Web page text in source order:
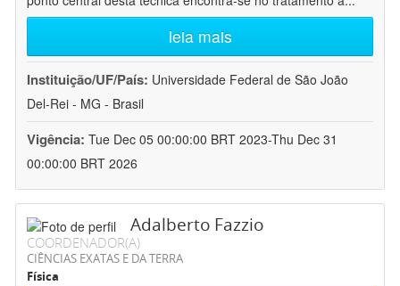
leia mais
Instituição/UF/País: Universidade Federal de São João
Del-Rei - MG - Brasil
Vigência: Tue Dec 05 00:00:00 BRT 2023-Thu Dec 31
00:00:00 BRT 2026
Adalberto Fazzio
COORDENADOR(A)
CIÊNCIAS EXATAS E DA TERRA
Física